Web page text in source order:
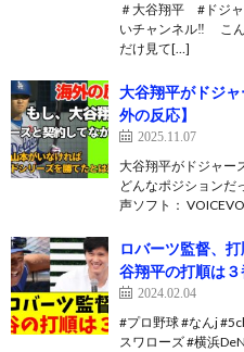
＃大谷翔平 #ドジ
いチャンネル‼️ こ
だけ見て[…]
大谷翔平がドジ
外の反応】
2025.11.07
大谷翔平がドジャー
どんなポジションだ
声ソフト：
ロバーツ監督、
谷翔平の打順は３
2024.02.04
#プロ野球 #なんj
スワローズ #横浜